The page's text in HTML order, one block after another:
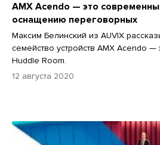
AMX Acendo — это
оснащению переговорных
Максим Белинский из AUVIX
семейство устройств AMX Acendo —
Huddle Room.
12 августа 2020